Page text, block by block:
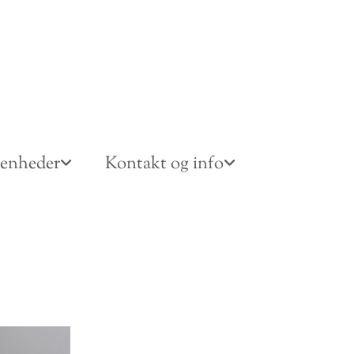
Kontakt og info